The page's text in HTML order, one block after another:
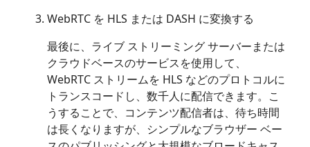
WebRTC を HLS または DASH に変換する
最後に、ライブ ストリーミング サーバーまたは
クラウドベースのサービスを使用して、
WebRTC ストリームを HLS などのプロトコルに
トランスコードし、数千人に配信できます。こ
うすることで、コンテンツ配信者は、待ち時間
は長くなりますが、シンプルなブラウザー ベー